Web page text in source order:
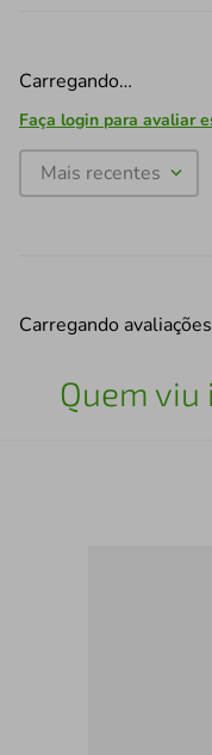
Carregando…
Faça login para avaliar
Mais recentes
Carregando
Quem viu